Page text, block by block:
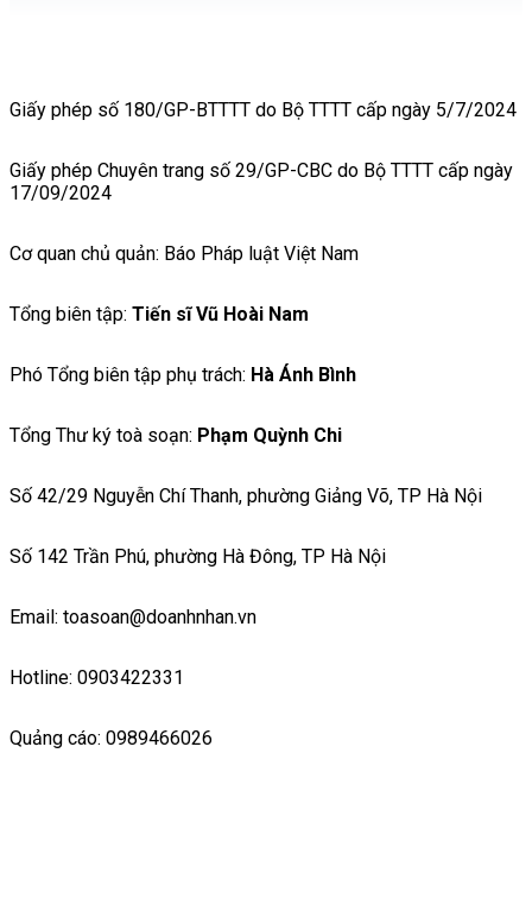
Giấy phép số 180/GP-BTTTT do Bộ TTTT cấp ngày 5/7/2024
Giấy phép Chuyên trang số 29/GP-CBC do Bộ TTTT cấp ngày
17/09/2024
Cơ quan chủ quản: Báo Pháp luật Việt Nam
Tổng biên tập: Tiến sĩ Vũ Hoài Nam
Phó Tổng biên tập phụ trách: Hà Ánh Bình
Tổng Thư ký toà soạn: Phạm Quỳnh Chi
Số 42/29 Nguyễn Chí Thanh, phường Giảng Võ, TP Hà Nội
Số 142 Trần Phú, phường Hà Đông, TP Hà Nội
Email: toasoan@doanhnhan.vn
Hotline: 0903422331
Quảng cáo: 0989466026